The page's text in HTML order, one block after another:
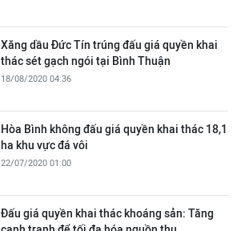
Xăng dầu Đức Tín trúng đấu giá quyền khai
thác sét gạch ngói tại Bình Thuận
18/08/2020 04:36
Hòa Bình không đấu giá quyền khai thác 18,1
ha khu vực đá vôi
22/07/2020 01:00
Đấu giá quyền khai thác khoáng sản: Tăng